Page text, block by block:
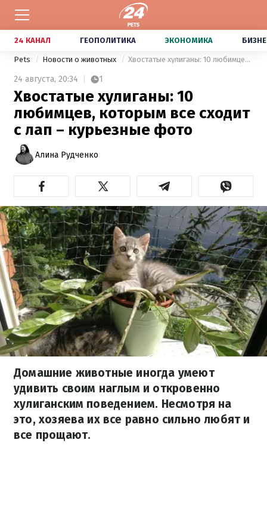
24 КАНАЛ ГЕОПОЛИТИКА ЭКОНОМИКА
Pets Новости о животных Хвостатые хулиганы: 10 любимцев, которым все сходит с лап – курьезные фото
24 августа, 20:34 1
Хвостатые хулиганы: 10
любимцев, которым все сходит
с лап – курьезные фото
Алина Рудченко
Домашние животные иногда умеют
удивить своим наглым и откровенно
хулиганским поведением. Несмотря на
это, хозяева их все равно сильно любят и
все прощают.